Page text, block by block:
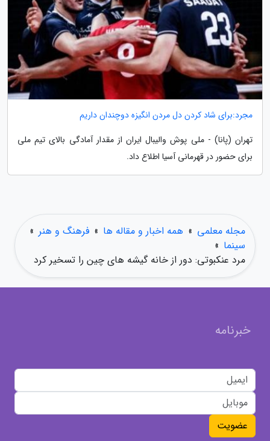
مجرد:برای شاد کردن دل مردن انگیزه دوچندان داریم
تهران (پانا) - ملی پوش والیبال ایران از مقدار آمادگی بالای تیم ملی
برای حضور در قهرمانی آسیا اطلاع داد.
مجله معلمی » همه اخبار و مقاله ها » فرهنگ و هنر »
سینما »
مرد عنکبوتی: دور از خانه گیشه های چین را تسخیر کرد
خبرنامه
عضویت